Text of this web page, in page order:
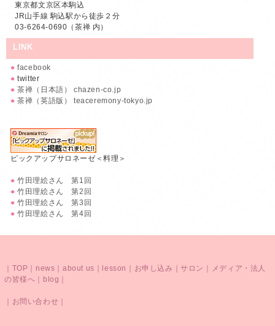
東京都文京区本駒込
JR山手線 駒込駅から徒歩２分
03-6264-0690（茶禅 内）
LINK
● facebook
● twitter
● 茶禅（日本語） chazen-co.jp
● 茶禅（英語版） teaceremony-tokyo.jp
ピックアップサロネーゼ＜料理＞
● 竹田理絵さん 第1回
● 竹田理絵さん 第2回
● 竹田理絵さん 第3回
● 竹田理絵さん 第4回
TOP news ｜about us lesson お申し込み ｜サロン
メディア・法人
の皆様へ
blog
お問い合わせ